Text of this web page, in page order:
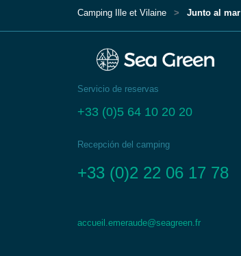
Camping Ille et Vilaine Junto al mar
Servicio de reservas
+33 (0)5 64 10 20 20
Recepción del camping
+33 (0)2 22 06 17 78
accueil.emeraude@seagreen.fr